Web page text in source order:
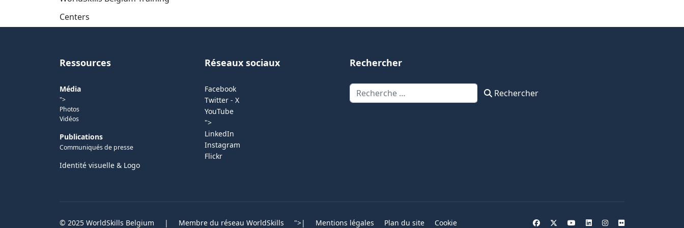
Centers
Ressources
Média
">
Photos
Vidéos
Publications
Communiqués de presse
Identité visuelle & Logo
Réseaux sociaux
Facebook
Twitter - X
YouTube
">
LinkedIn
Instagram
Flickr
Rechercher
Rechercher Rechercher
© 2025 WorldSkills Belgium | Membre du réseau WorldSkills ">| Mentions légales Plan du site Cookie